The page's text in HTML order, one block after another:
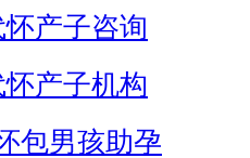
产子咨询
产子机构
包男孩助孕